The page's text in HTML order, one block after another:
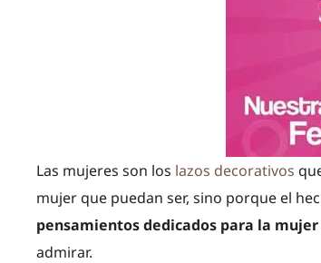
Las mujeres son los lazos decorativos
mujer que puedan ser, sino porque el
pensamientos dedicados para la mujer
admirar.